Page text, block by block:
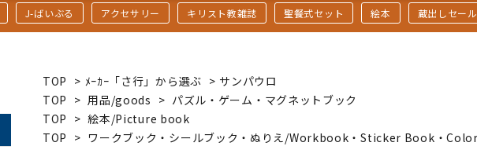
フランシスコ会訳 個人訳・その他
フランス語 中国・台湾語
ウルトラスエード クリアカバー
ミニタオル・マスク Tシャツ
キリスト教雑誌 アートバイブル・額装
「は行」から選ぶ 「ま行」から選ぶ
J-ばいぶる アクセサリー キリスト教雑誌 聖餐式セット 絵本 蔵出しセール
TOP > ﾒｰｶｰ「さ行」から選ぶ > サンパウロ
TOP > 用品/goods > パズル・ゲーム・マグネットブック
TOP > 絵本/Picture book
TOP > ワークブック・シールブック・ぬりえ/Workbook・Sticker Book・